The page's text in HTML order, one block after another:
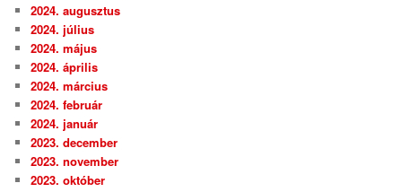
2024. augusztus
2024. július
2024. május
2024. április
2024. március
2024. február
2024. január
2023. december
2023. november
2023. október